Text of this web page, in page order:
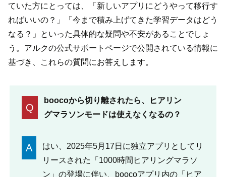
ていた方にとっては、「新しいアプリにどうやって移行す
ればいいの？」「今まで積み上げてきた学習データはどう
なる？」といった具体的な疑問や不安があることでしょ
う。アルクの公式サポートページで公開されている情報に
基づき、これらの質問にお答えします。
Q
boocoから切り離されたら、ヒアリン
グマラソンモードは使えなくなるの？
A
はい、2025年5月17日に独立アプリとしてリ
リースされた「1000時間ヒアリングマラソ
ン」の登場に伴い、boocoアプリ内の「ヒア